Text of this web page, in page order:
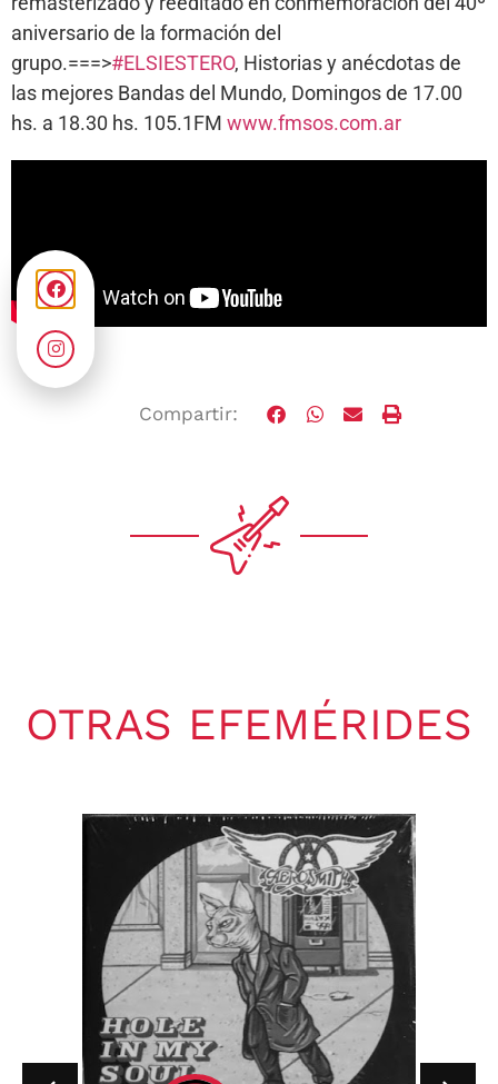
aniversario de la formación del
grupo.===>#ELSIESTERO, Historias y anécdotas de
las mejores Bandas del Mundo, Domingos de 17.00
hs. a 18.30 hs. 105.1FM www.fmsos.com.ar
Compartir:
OTRAS EFEMÉRIDES